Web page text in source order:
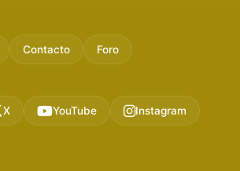
Contacto Foro
X YouTube Instagram